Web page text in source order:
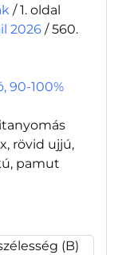
/ 1. oldal
2026 / 560.
90-100%
rövid ujjú,
pamut
(B)